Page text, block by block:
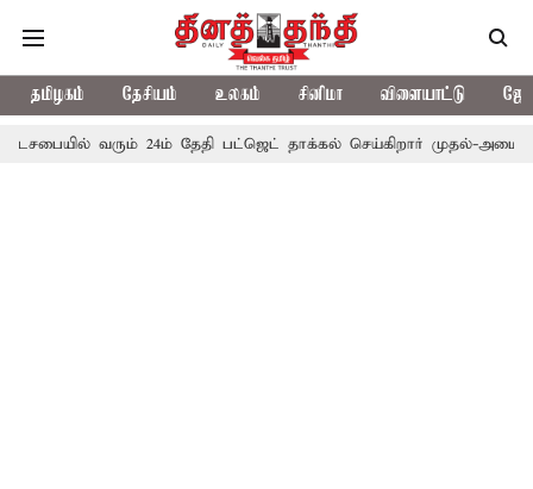
தமிழகம் தேசியம் உலகம் சினிமா விளையாட்டு
வரும் 24ம் தேதி பட்ஜெட் தாக்கல் செய்கிறார் முதல்-அமைச்சர் ரங்கசாமி